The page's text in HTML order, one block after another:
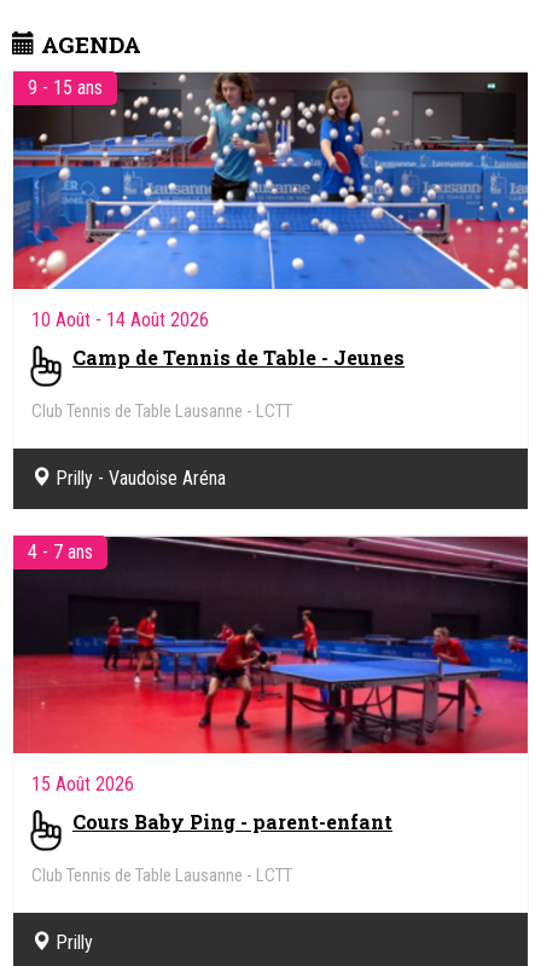
AGENDA
9 - 15 ans
10 Août - 14 Août 2026
Camp de Tennis de Table - Jeunes
Club Tennis de Table Lausanne - LCTT
Prilly - Vaudoise Aréna
4 - 7 ans
15 Août 2026
Cours Baby Ping - parent-enfant
Club Tennis de Table Lausanne - LCTT
Prilly